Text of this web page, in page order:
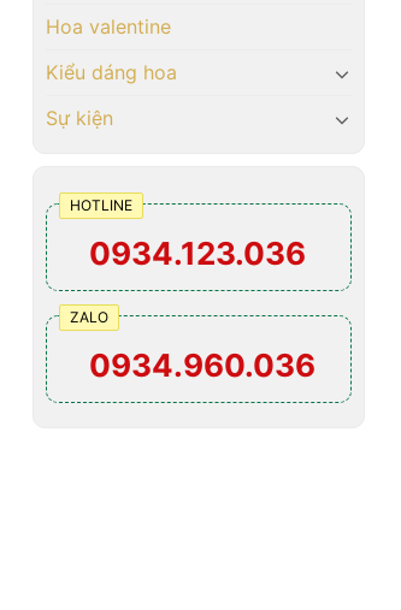
Hoa valentine
Kiểu dáng hoa
Sự kiện
HOTLINE
0934.123.036
ZALO
0934.960.036